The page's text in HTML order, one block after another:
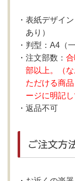
表紙デザイ
あり）
判型：A4（
注文部数：
部以上。（
ただける商
ージに明記し
返品不可
ご注文方